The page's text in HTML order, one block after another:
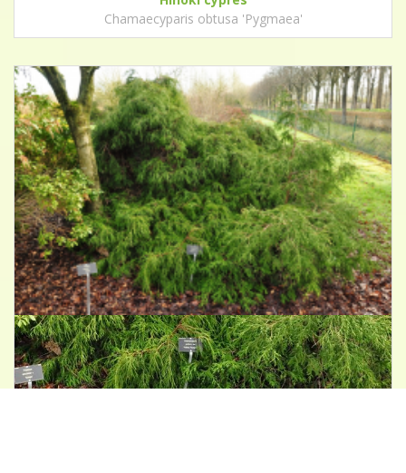
Chamaecyparis obtusa 'Pygmaea'